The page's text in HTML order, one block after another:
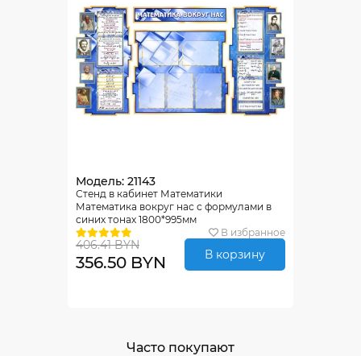
Модель: 21143
Стенд в кабинет Математики
Математика вокруг нас с формулами в
синих тонах 1800*995мм
В избранное
406.41 BYN
356.50 BYN В корзину
Часто покупают